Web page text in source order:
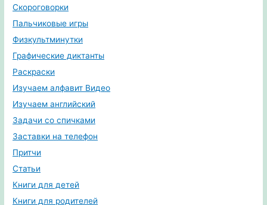
Скороговорки
Пальчиковые игры
Физкультминутки
Графические диктанты
Раскраски
Изучаем алфавит Видео
Изучаем английский
Задачи со спичками
Заставки на телефон
Притчи
Статьи
Книги для детей
Книги для родителей